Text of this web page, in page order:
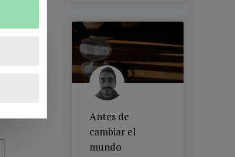
Antes de
cambiar el
mundo